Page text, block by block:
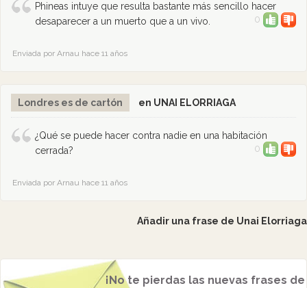
Phineas intuye que resulta bastante más sencillo hacer
desaparecer a un muerto que a un vivo.
0
Enviada por Arnau hace 11 años
Londres es de cartón en UNAI ELORRIAGA
¿Qué se puede hacer contra nadie en una habitación
cerrada?
0
Enviada por Arnau hace 11 años
Añadir una frase de Unai Elorriaga
¡No te pierdas las nuevas frases de